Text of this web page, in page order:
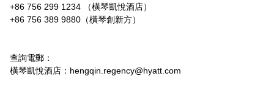
+86 756 299 1234 （橫琴凱悅酒店）
+86 756 389 9880（橫琴創新方）
查詢電郵：
橫琴凱悅酒店： hengqin.regency@hyatt.com